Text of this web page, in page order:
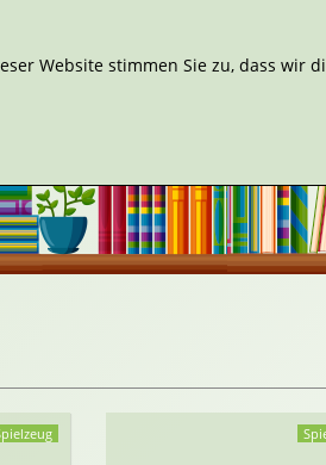
Website stimmen Sie zu, dass wir